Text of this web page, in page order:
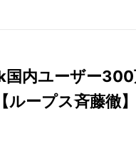
内ユーザー
ループス斉藤徹】